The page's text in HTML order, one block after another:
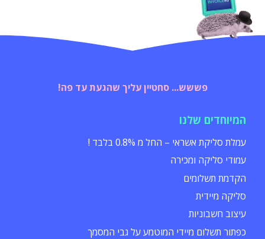
פששש... סחטיין עליך שהגעת עד פה!
המיוחדים שלנו
עמלת סליקת אשראי – החל מ 0.8% בלבד !
עמודי סליקה ומכירה
הקדמת תשלומים
סליקה מיידית
עיצוב חשבוניות
כפתור תשלום מיידי המוטמע על גבי המסמך